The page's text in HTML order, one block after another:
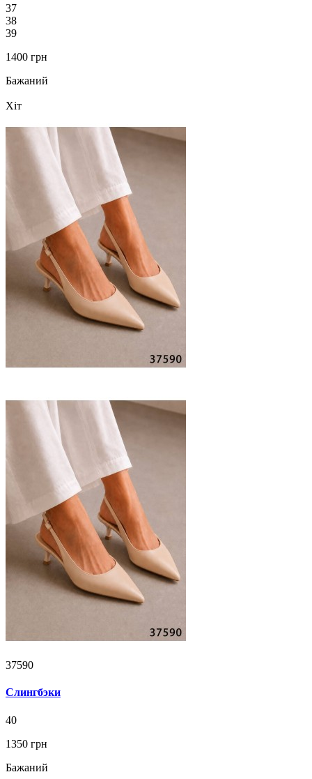
37
38
39
1400 грн
Бажаний
Хіт
37590
Слингбэки
40
1350 грн
Бажаний